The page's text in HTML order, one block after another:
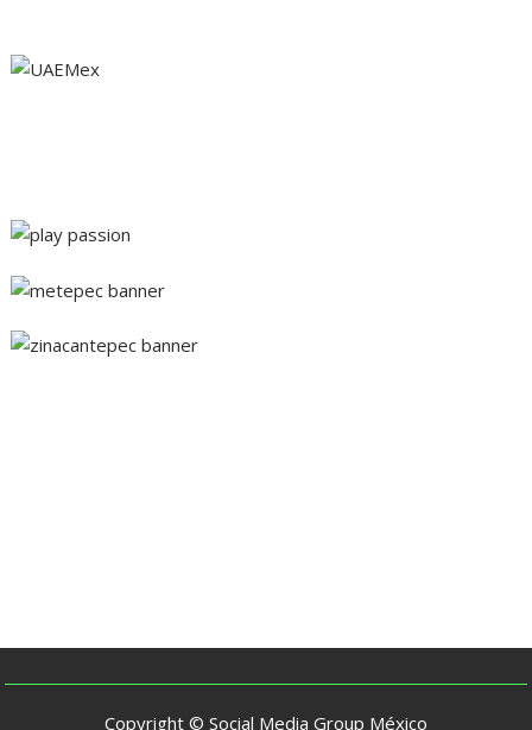
Copyright © Social Media Group México